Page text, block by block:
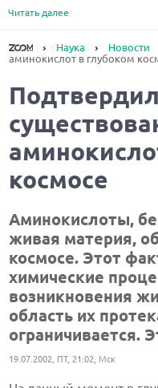
Читать далее
Наука Новости
аминокислот в глубоком
космосе
Аминокислоты,
живая материя,
космосе. Этот
химические
возникновения
область их
ограничивается.
19.07.2002, ПТ, 21:02, Мск